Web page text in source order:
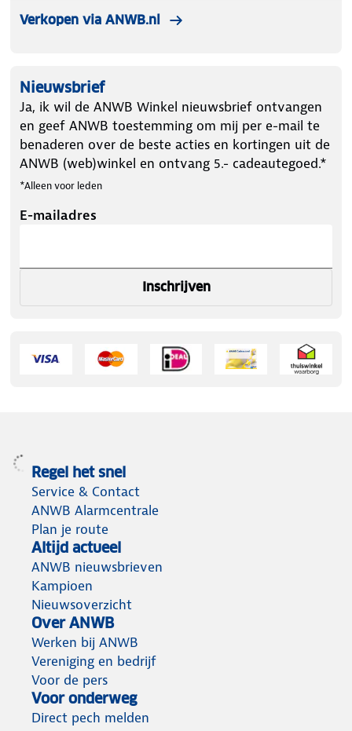
Verkopen via ANWB.nl
Nieuwsbrief
Ja, ik wil de ANWB Winkel nieuwsbrief ontvangen
en geef ANWB toestemming om mij per e-mail te
benaderen over de beste acties en kortingen uit de
ANWB (web)winkel en ontvang 5.- cadeautegoed.*
*Alleen voor leden
E-mailadres
Inschrijven
Regel het snel
Service & Contact
ANWB Alarmcentrale
Plan je route
Altijd actueel
ANWB nieuwsbrieven
Kampioen
Nieuwsoverzicht
Over ANWB
Werken bij ANWB
Vereniging en bedrijf
Voor de pers
Voor onderweg
Direct pech melden